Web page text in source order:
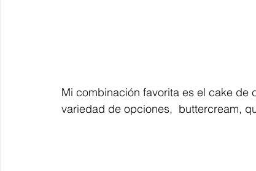
Mi combinación favorita es el cake
variedad de opciones,  buttercream,